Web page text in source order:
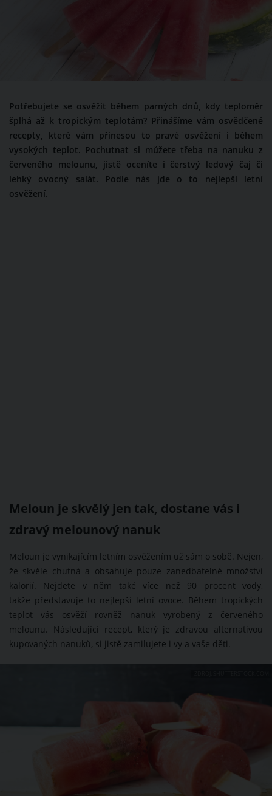
Potřebujete se osvěžit během parných dnů, kdy teploměr
šplhá až k tropickým teplotám? Přinášíme vám osvědčené
recepty, které vám přinesou to pravé osvěžení i během
vysokých teplot. Pochutnat si můžete třeba na nanuku z
červeného melounu, jistě oceníte i čerstvý ledový čaj či
lehký ovocný salát. Podle nás jde o to nejlepší letní
osvěžení.
Meloun je skvělý jen tak, dostane vás i
zdravý melounový nanuk
Meloun je vynikajícím letním osvěžením už sám o sobě. Nejen,
že skvěle chutná a obsahuje pouze zanedbatelné množství
kalorií. Nejdete v něm také více než 90 procent vody,
takže představuje to nejlepší letní ovoce. Během tropických
teplot vás osvěží rovněž nanuk vyrobený z červeného
melounu. Následující recept, který je zdravou alternativou
kupovaných nanuků, si jistě zamilujete i vy a vaše děti.